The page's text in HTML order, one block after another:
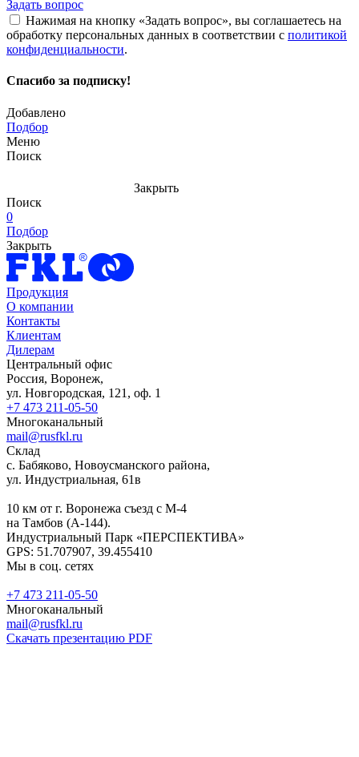
Задать вопрос
Нажимая на кнопку «Задать вопрос», вы соглашаетесь на
обработку персональных данных в соответствии с политикой
конфиденциальности.
Спасибо за подписку!
Добавлено
Подбор
Меню
Поиск
Закрыть
Поиск
0
Подбор
Закрыть
Продукция
О компании
Контакты
Клиентам
Дилерам
Центральный офис
Россия, Воронеж,
ул. Новгородская, 121, оф. 1
+7 473 211-05-50
Многоканальный
mail@rusfkl.ru
Склад
с. Бабяково, Новоусманского района,
ул. Индустриальная, 61в
10 км от г. Воронежа съезд с М-4
на Тамбов (А-144).
Индустриальный Парк «ПЕРСПЕКТИВА»
GPS: 51.707907, 39.455410
Мы в соц. сетях
+7 473 211-05-50
Многоканальный
mail@rusfkl.ru
Скачать презентацию PDF